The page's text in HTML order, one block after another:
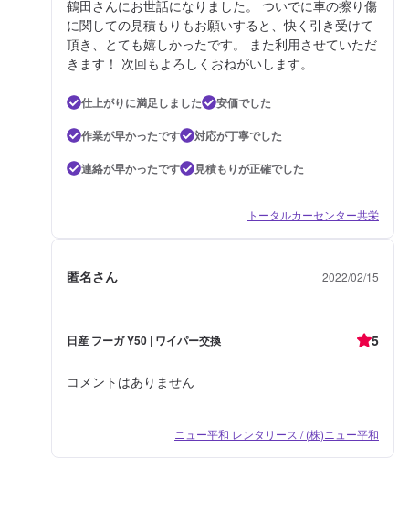
鶴田さんにお世話になりました。 ついでに車の擦り傷
に関しての見積もりもお願いすると、快く引き受けて
頂き、とても嬉しかったです。 また利用させていただ
きます！ 次回もよろしくおねがいします。
仕上がりに満足しました
安価でした
作業が早かったです
対応が丁寧でした
連絡が早かったです
見積もりが正確でした
トータルカーセンター共栄
匿名さん 2022/02/15
日産 フーガ Y50 | ワイパー交換 5
コメントはありません
ニュー平和 レンタリース / (株)ニュー平和